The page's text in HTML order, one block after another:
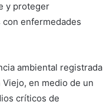
y proteger
enfermedades
ambiental registrada
en medio de un
críticos de